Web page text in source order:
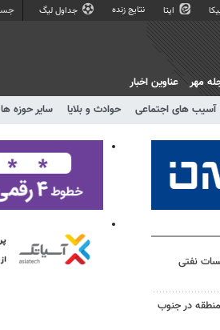
ایتا نتایج زنده جداول لیگ
آسیب های اجتماعی حوادث و بلایا سایر حوزه ها
مهر عناوین اخبار
نفتی
در جنوب